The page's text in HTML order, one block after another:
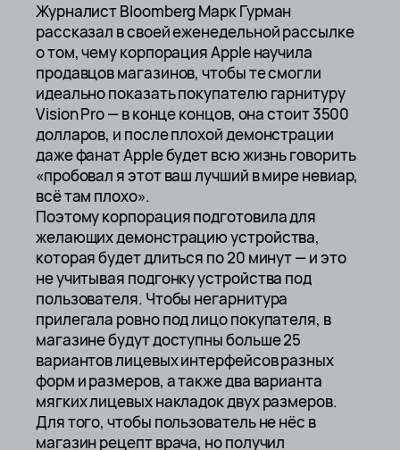
Журналист Bloomberg Марк Гурман
рассказал в своей еженедельной рассылке
о том, чему корпорация Apple научила
продавцов магазинов, чтобы те смогли
идеально показать покупателю гарнитуру
Vision Pro — в конце концов, она стоит 3500
долларов, и после плохой демонстрации
даже фанат Apple будет всю жизнь говорить
«пробовал я этот ваш лучший в мире невиар,
всё там плохо».
Поэтому корпорация подготовила для
желающих демонстрацию устройства,
которая будет длиться по 20 минут — и это
не учитывая подгонку устройства под
пользователя. Чтобы негарнитура
прилегала ровно под лицо покупателя, в
магазине будут доступны больше 25
вариантов лицевых интерфейсов разных
форм и размеров, а также два варианта
мягких лицевых накладок двух размеров.
Для того, чтобы пользователь не нёс в
магазин рецепт врача, но получил